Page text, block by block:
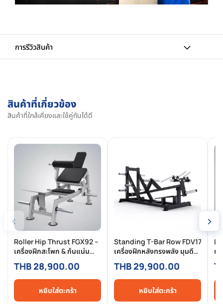
การรีวิวสินค้า
สินค้าที่เกี่ยวข้อง
สินค้าที่ใกล้เคียงและใช้คู่กันได้ดี
‹
Roller Hip Thrust FGX92 –
เครื่องฝึกสะโพก & ก้นแน่น
สำหรับฟิตเนสและยิม
THB 28,900.00
หยิบใส่ตะกร้า
Standing T-Bar Row FDV17
เครื่องฝึกหลังทรงพลัง มุมดึง
ลึก เกรด Commercial
THB 29,900.00
หยิบใส่ตะกร้า
เ
›